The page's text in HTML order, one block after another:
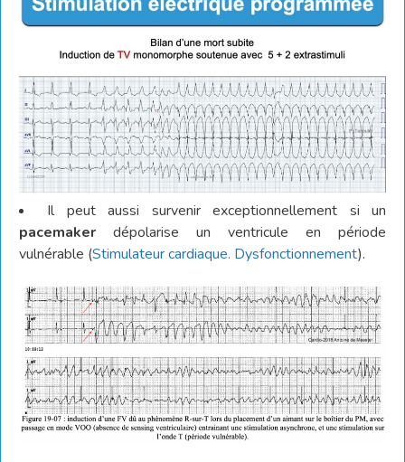
Il peut aussi survenir exceptionnellement si un
pacemaker dépolarise un ventricule en période
vulnérable (Stimulateur cardiaque. Dysfonctionnement).